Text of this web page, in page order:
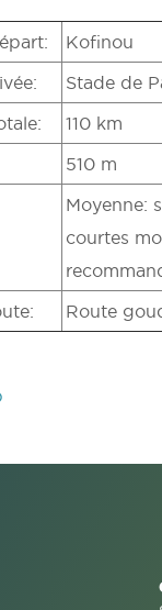
Kofinou
Stade de
110 km
510 m
Moyenne:
courtes
Route